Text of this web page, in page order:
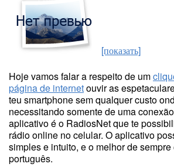
[показать]
Hoje vamos falar a respeito de um
página de internetouvir as
teu smartphone sem qualquer custo
necessitando somente de uma
aplicativo é o RadiosNet que te
rádio online no celular. O aplicativo
simples e intuito, e o melhor de
português.